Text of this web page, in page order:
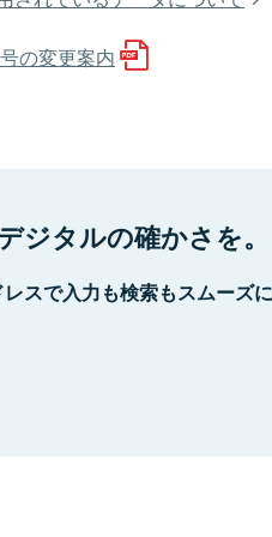
の変更案内
ジタルの確かさを。
スで入力も検索もスムーズ